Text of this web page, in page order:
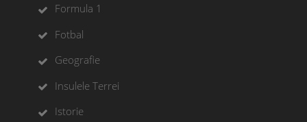
Formula 1
Fotbal
Geografie
Insulele Terrei
Istorie